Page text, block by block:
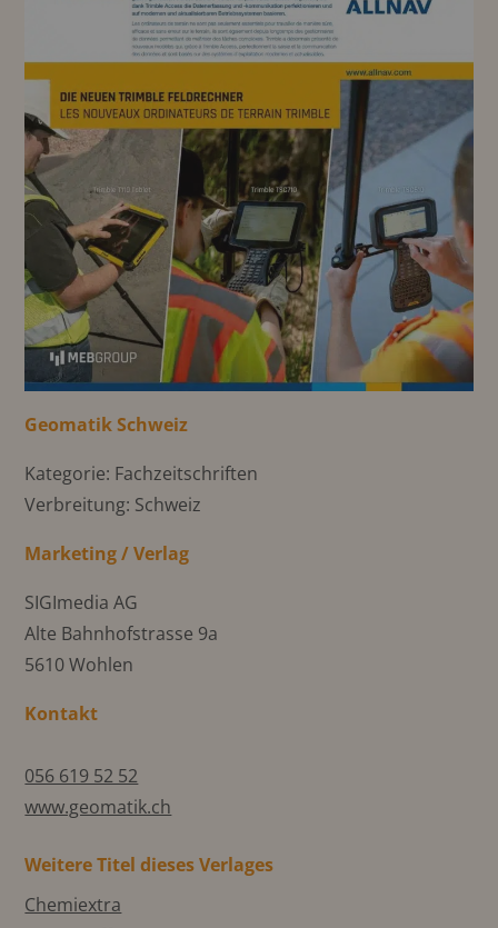
Geomatik Schweiz
Kategorie: Fachzeitschriften
Verbreitung: Schweiz
Marketing / Verlag
SIGImedia AG
Alte Bahnhofstrasse 9a
5610 Wohlen
Kontakt
056 619 52 52
www.geomatik.ch
Weitere Titel dieses Verlages
Chemiextra